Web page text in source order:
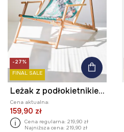
-27%
FINAL SALE
Leżak z podłokietnikiem z drewna bukowego
Cena aktualna:
159,90 zł
Cena regularna: 219,90 zł
Najniższa cena: 219,90 zł